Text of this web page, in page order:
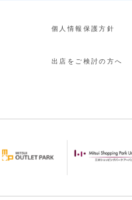
個人情報保護方針
出店をご検討の方へ